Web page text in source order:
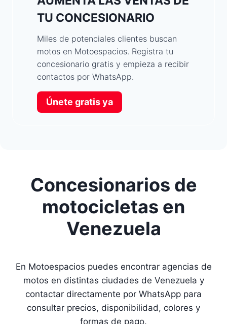
TU CONCESIONARIO
Miles de potenciales clientes buscan
motos en Motoespacios. Registra tu
concesionario gratis y empieza a recibir
contactos por WhatsApp.
Únete gratis ya
Concesionarios de
motocicletas en
Venezuela
En Motoespacios puedes encontrar agencias de
motos en distintas ciudades de Venezuela y
contactar directamente por WhatsApp para
consultar precios, disponibilidad, colores y
formas de pago.